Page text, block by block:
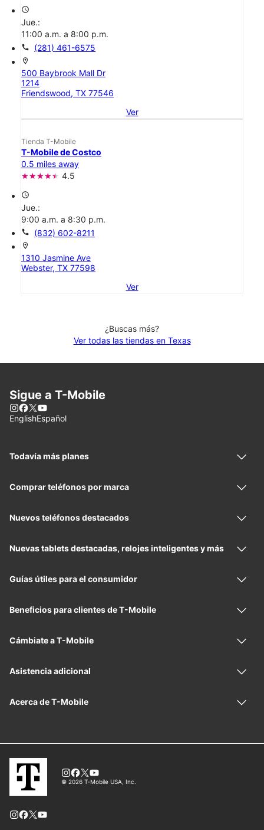
access_time
Jue.:
11:00 a.m. a 8:00 p.m.
call (281) 461-6575
location_on
500 Baybrook Mall Dr
1214
Friendswood, TX 77546
Ver
Tienda T-Mobile
T-Mobile de Costco
0.5 miles away
4.5
access_time
Jue.:
9:00 a.m. a 8:30 p.m.
call (832) 602-8211
location_on
1310 Jasmine Ave
Webster, TX 77598
Ver
¿Buscas más?
Ver todas las tiendas en Texas